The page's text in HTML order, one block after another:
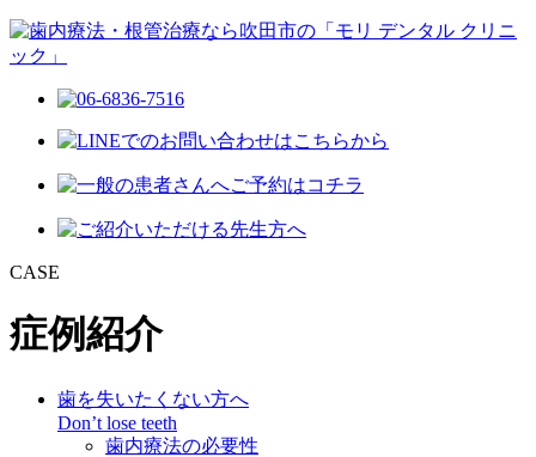
CASE
症例紹介
歯を失いたくない方へ
Don’t lose teeth
歯内療法の必要性